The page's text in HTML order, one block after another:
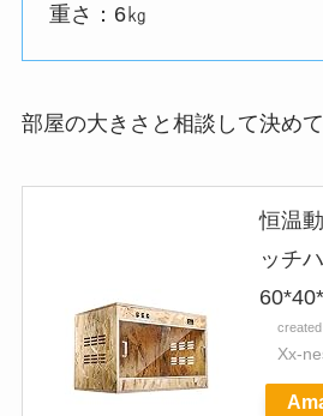
重さ：6㎏
部屋の大きさと相談して決め
恒温
ッチ
Xx-